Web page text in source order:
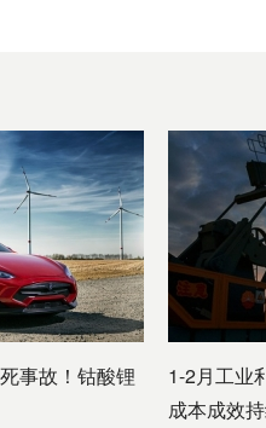
事故！钴酸锂
1-2月工业
成本成效